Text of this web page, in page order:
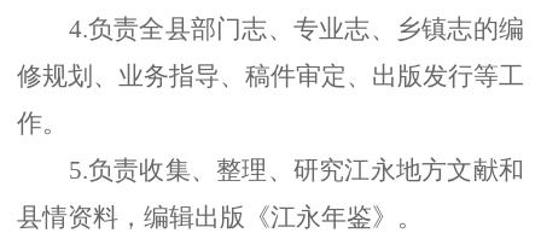
4.负责全县部门志、专业志、乡镇志的编
修规划、业务指导、稿件审定、出版发行等工
作。
5.负责收集、整理、研究江永地方文献和
县情资料，编辑出版《江永年鉴》。